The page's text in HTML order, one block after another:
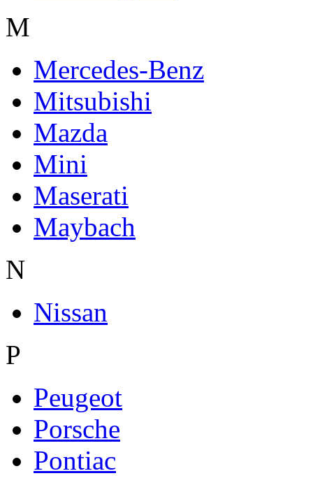
M
Mercedes-Benz
Mitsubishi
Mazda
Mini
Maserati
Maybach
N
Nissan
P
Peugeot
Porsche
Pontiac